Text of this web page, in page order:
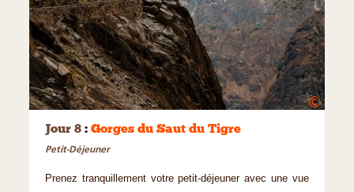
©
Jour 8 : Gorges du Saut du Tigre
Petit-Déjeuner
Prenez tranquillement votre petit-déjeuner avec une vue